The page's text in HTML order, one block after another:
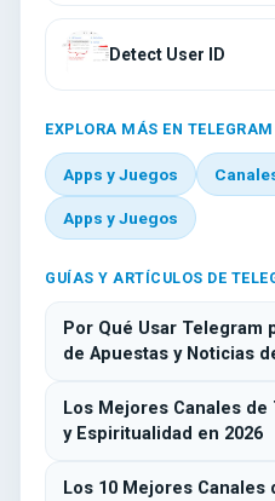
Detect User ID
EXPLORA MÁS EN TELEGRAM
Apps y Juegos
Apps y Juegos
GUÍAS Y ARTÍCULOS DE
Por Qué Usar Telegram
de Apuestas y Noticias
Los Mejores Canales
y Espiritualidad en 2026
Los 10 Mejores